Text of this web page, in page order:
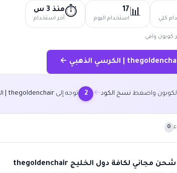
كلي 📊
17
استخدام اليوم ⏱️منذ 3 س
آخر استخدام
كوبون وافي
الكوبون واضغط نسخ الكود←
2 توجه إلى thegoldenchair | الكرسي الذهبي
0